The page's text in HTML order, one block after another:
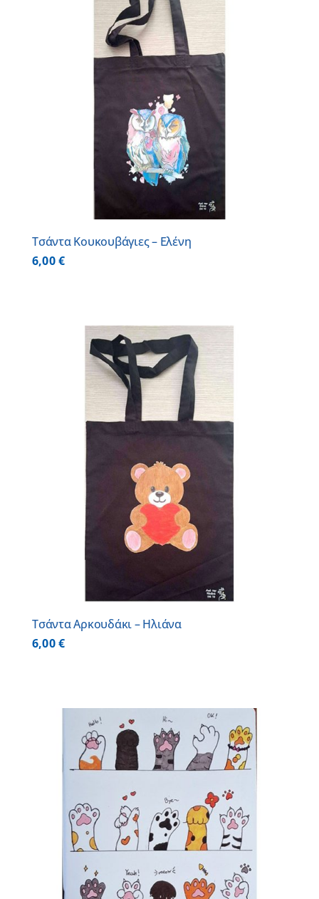
Τσάντα Κουκουβάγιες – Ελένη
6,00€
Τσάντα Αρκουδάκι – Ηλιάνα
6,00€